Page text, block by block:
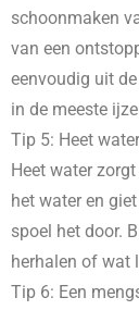
schoonmaken
van een
eenvoudig uit
in de meeste
Tip 5: Heet
Heet water
het water en
spoel het door.
herhalen of wat
Tip 6: Een